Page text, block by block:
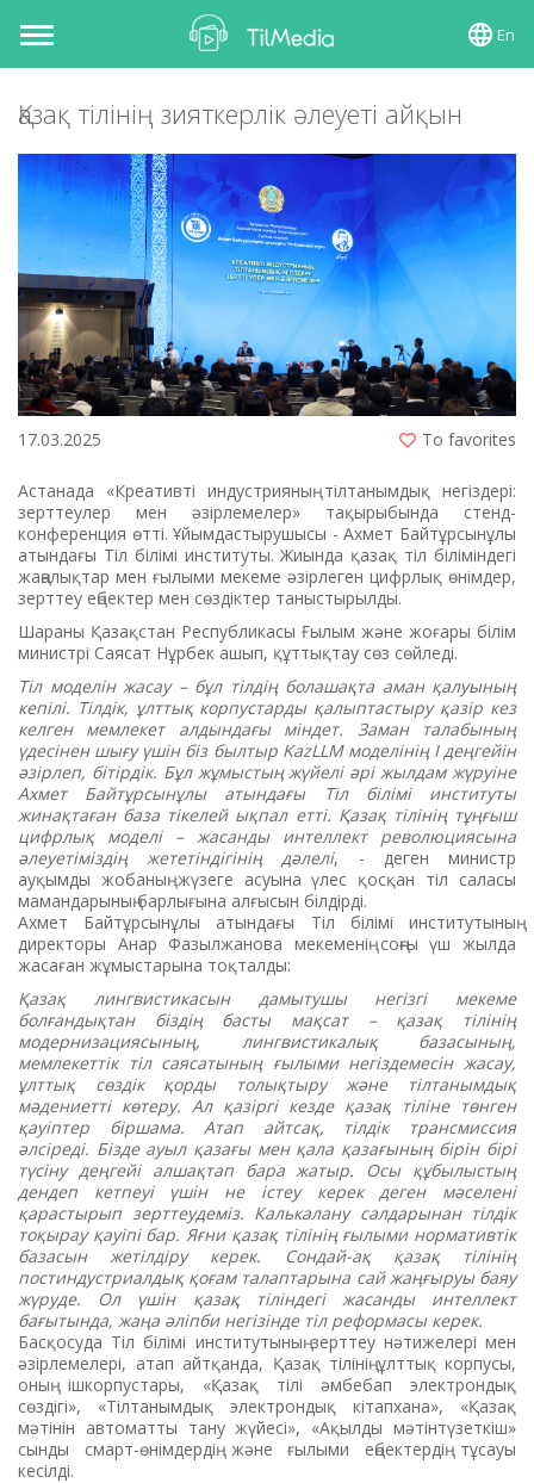
Toggle
navigation
En
Қазақ тілінің зияткерлік әлеуеті айқын
17.03.2025 To favorites
Астанада «Креативті индустрияның тілтанымдық негіздері:
зерттеулер мен әзірлемелер» тақырыбында стенд-
конференция өтті. Ұйымдастырушысы ­- Ахмет Байтұрсынұлы
атындағы Тіл білімі институты. Жиында қазақ тіл біліміндегі
жаңалықтар мен ғылыми мекеме әзірлеген цифрлық өнімдер,
зерттеу еңбектер мен сөздіктер таныстырылды.
Шараны Қазақстан Республикасы Ғылым және жоғары білім
министрі Саясат Нұрбек ашып, құттықтау сөз сөйледі.
Тіл моделін жасау – бұл тілдің болашақта аман қалуының
кепілі. Тілдік, ұлттық корпустарды қалыптастыру қазір кез
келген мемлекет алдындағы міндет. Заман талабының
үдесінен шығу үшін біз былтыр KazLLM моделінің І деңгейін
әзірлеп, бітірдік. Бұл жұмыстың жүйелі әрі жылдам жүруіне
Ахмет Байтұрсынұлы атындағы Тіл білімі институты
жинақтаған база тікелей ықпал етті. Қазақ тілінің тұңғыш
цифрлық моделі – жасанды интеллект революциясына
әлеуетіміздің жететіндігінің дәлелі, - деген министр
ауқымды жобаның жүзеге асуына үлес қосқан тіл саласы
мамандарының барлығына алғысын білдірді.
Ахмет Байтұрсынұлы атындағы Тіл білімі институтының
директоры Анар Фазылжанова мекеменің соңғы үш жылда
жасаған жұмыстарына тоқталды:
Қазақ лингвистикасын дамытушы негізгі мекеме
болғандықтан біздің басты мақсат – қазақ тілінің
модернизациясының, лингвистикалық базасының,
мемлекеттік тіл саясатының ғылыми негіздемесін жасау,
ұлттық сөздік қорды толықтыру және тілтанымдық
мәдениетті көтеру. Ал қазіргі кезде қазақ тіліне төнген
қауіптер біршама. Атап айтсақ, тілдік трансмиссия
әлсіреді. Бізде ауыл қазағы мен қала қазағының бірін бірі
түсіну деңгейі алшақтап бара жатыр. Осы құбылыстың
дендеп кетпеуі үшін не істеу керек деген мәселені
қарастырып зерттеудеміз. Калькалану салдарынан тілдік
тоқырау қауіпі бар. Яғни қазақ тілінің ғылыми нормативтік
базасын жетілдіру керек. Сондай-ақ қазақ тілінің
постиндустриалдық қоғам талаптарына сай жаңғыруы баяу
жүруде. Ол үшін қазақ тіліндегі жасанды интеллект
бағытында, жаңа әліпби негізінде тіл реформасы керек.
Басқосуда Тіл білімі институтының зерттеу нәтижелері мен
әзірлемелері, атап айтқанда, Қазақ тілінің ұлттық корпусы,
оның ішкорпустары, «Қазақ тілі әмбебап электрондық
сөздігі», «Тілтанымдық электрондық кітапхана», «Қазақ
мәтінін автоматты тану жүйесі», «Ақылды мәтінтүзеткіш»
сынды смарт-өнімдердің және ғылыми еңбектердің тұсауы
кесілді.